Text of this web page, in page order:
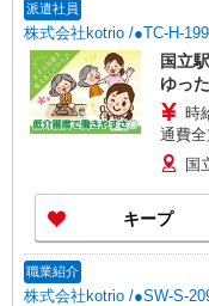
派遣社員
株式会社kotrio /●TC-H-
国立
ゆっ
時
通費
国
キープ
職業紹介
株式会社kotrio /●SW-S-